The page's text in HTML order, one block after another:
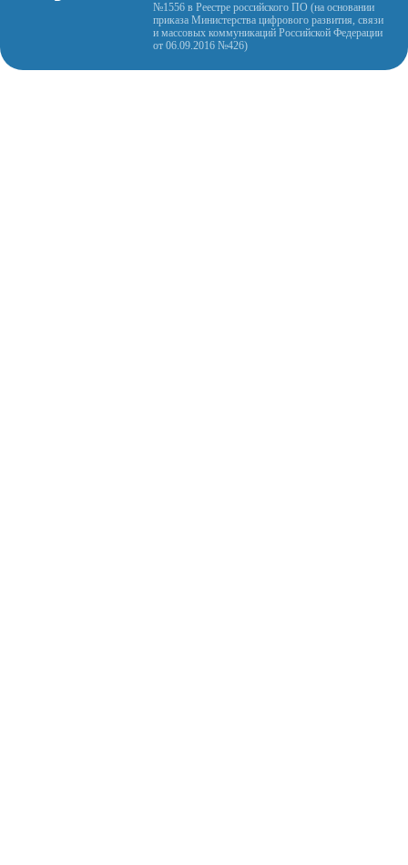
№1556 в Реестре российского ПО (на основании
приказа Министерства цифрового развития, связи
и массовых коммуникаций Российской Федерации
от 06.09.2016 №426)